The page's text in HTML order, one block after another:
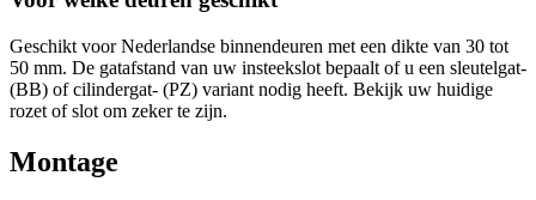
Geschikt voor Nederlandse binnendeuren met een dikte van 30 tot
50 mm. De gatafstand van uw insteekslot bepaalt of u een sleutelgat-
(BB) of cilindergat- (PZ) variant nodig heeft. Bekijk uw huidige
rozet of slot om zeker te zijn.
Montage